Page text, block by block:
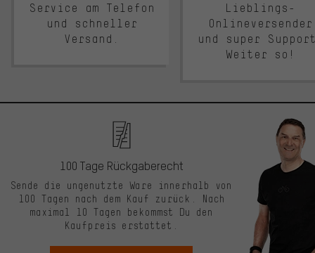
Service am Telefon
und schneller
Versand.
Lieblings-
Onlineversender
und super
Weiter so!
100 Tage Rückgaberecht
Sende die ungenutzte Ware innerhalb von
100 Tagen nach dem Kauf zurück. Nach
maximal 10 Tagen bekommst Du den
Kaufpreis erstattet.